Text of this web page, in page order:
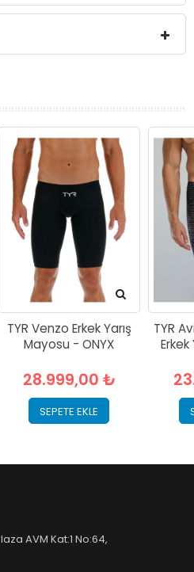
TYR Venzo Erkek Yarış
Mayosu - ONYX
28.999,00 ₺
SEPETE EKLE
TYR
AVM Kat:1 No:64,